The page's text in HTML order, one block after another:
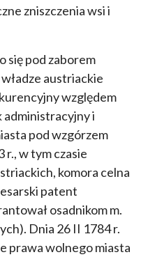
zniszczenia wsi i
się pod zaborem
austriackie
względem
administracyjny i
pod wzgórzem
r., w tym czasie
komora celna
patent
osadnikom m.
Dnia 26 II 1784 r.
prawa wolnego miasta